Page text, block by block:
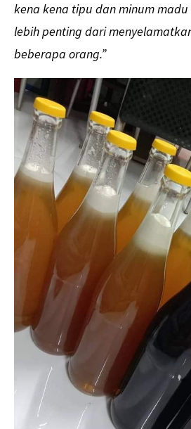
kena kena tipu dan minum
lebih penting dari
beberapa orang.”